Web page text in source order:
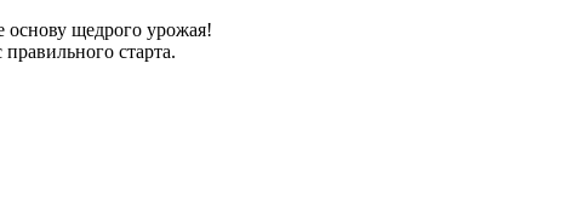
основу щедрого урожая!
старта.